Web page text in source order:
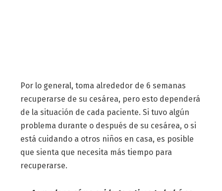
Por lo general, toma alrededor de 6 semanas
recuperarse de su cesárea, pero esto dependerá
de la situación de cada paciente. Si tuvo algún
problema durante o después de su cesárea, o si
está cuidando a otros niños en casa, es posible
que sienta que necesita más tiempo para
recuperarse.